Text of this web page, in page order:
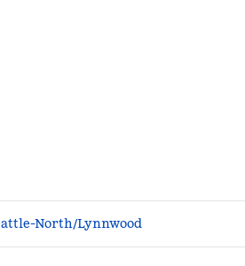
North/Lynnwood